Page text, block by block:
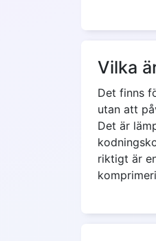
Vilka
Det finns
utan att
Det är
riktigt är